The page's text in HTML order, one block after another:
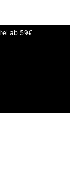
ab 59€